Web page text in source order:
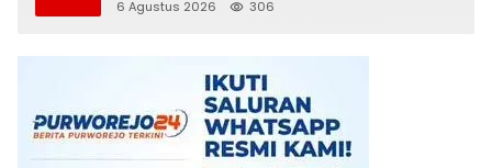
Purworejo Dorong Penundaan hingga
6 Agustus 2026 306